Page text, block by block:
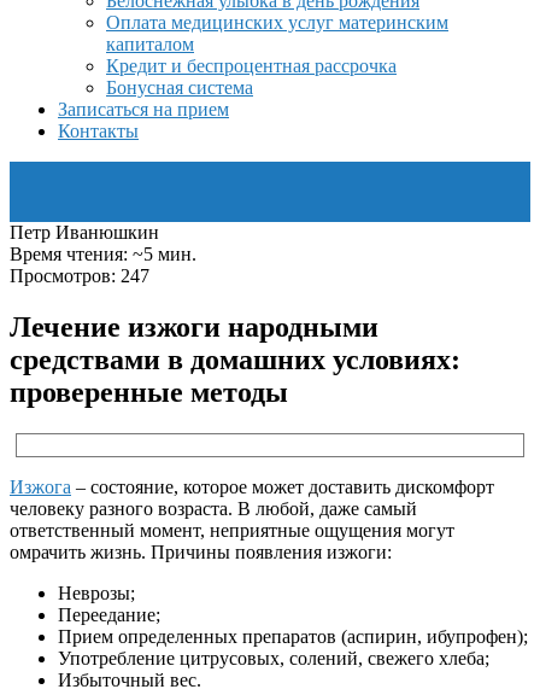
Оплата медицинских услуг материнским
капиталом
Кредит и беспроцентная рассрочка
Бонусная система
Записаться на прием
Контакты
Петр Иванюшкин
Время чтения: ~5 мин.
Просмотров: 247
Лечение изжоги народными
средствами в домашних условиях:
проверенные методы
Изжога – состояние, которое может доставить дискомфорт
человеку разного возраста. В любой, даже самый
ответственный момент, неприятные ощущения могут
омрачить жизнь. Причины появления изжоги:
Неврозы;
Переедание;
Прием определенных препаратов (аспирин, ибупрофен);
Употребление цитрусовых, солений, свежего хлеба;
Избыточный вес.